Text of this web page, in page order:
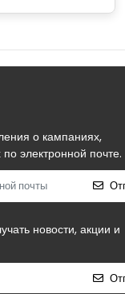
о кампаниях,
электронной почте.
новости, акции и